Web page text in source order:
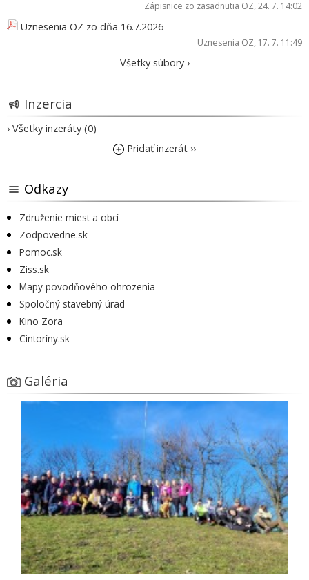
Zápisnice zo zasadnutia OZ, 24. 7. 14:02
Uznesenia OZ zo dňa 16.7.2026
Uznesenia OZ, 17. 7. 11:49
Všetky súbory ›
Inzercia
› Všetky inzeráty (0)
Pridať inzerát ››
Odkazy
Združenie miest a obcí
Zodpovedne.sk
Pomoc.sk
Ziss.sk
Mapy povodňového ohrozenia
Spoločný stavebný úrad
Kino Zora
Cintoríny.sk
Galéria